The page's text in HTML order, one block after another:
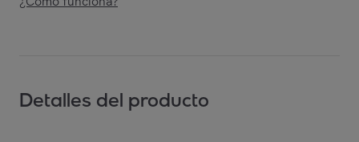
Detalles del producto